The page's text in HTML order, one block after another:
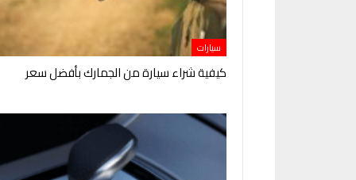
سيارات
كيفية شراء سيارة من الجمارك بأفضل سعر